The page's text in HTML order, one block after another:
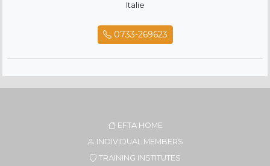
Italie
0733-269623
EFTA HOME
INDIVIDUAL MEMBERS
TRAINING INSTITUTES